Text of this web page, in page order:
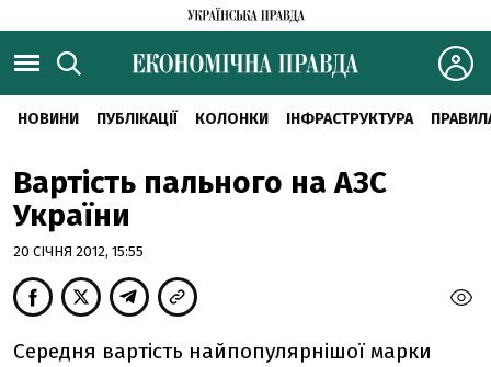
НОВИНИ ПУБЛІКАЦІЇ КОЛОНКИ ІНФРАСТРУКТУРА
Вартість пального на АЗС
України
20 СІЧНЯ 2012, 15:55
Середня вартість найпопулярнішої марки